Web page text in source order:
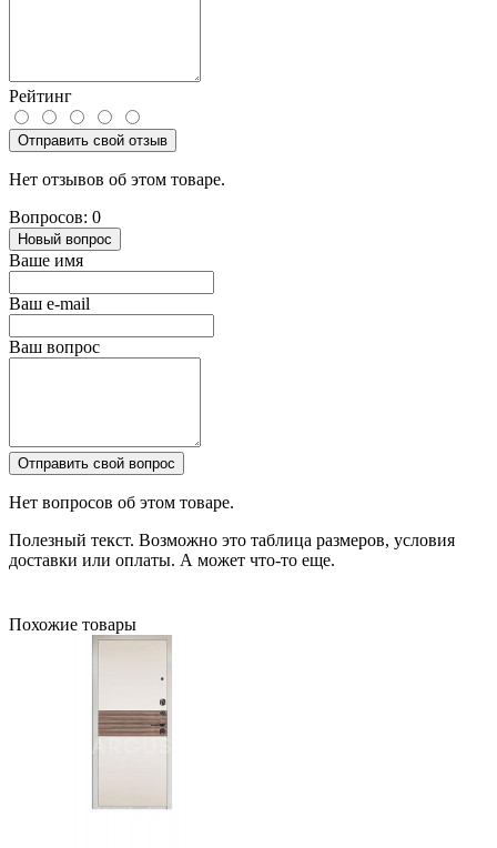
Рейтинг
Отправить свой отзыв
Нет отзывов об этом товаре.
Вопросов: 0
Новый вопрос
Ваше имя
Ваш e-mail
Ваш вопрос
Отправить свой вопрос
Нет вопросов об этом товаре.
Полезный текст. Возможно это таблица размеров, условия
доставки или оплаты. А может что-то еще.
Похожие товары